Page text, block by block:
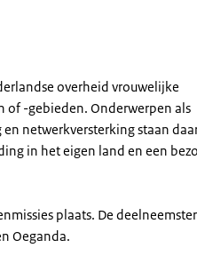
overheid vrouwelijke
-gebieden. Onderwerpen als
netwerkversterking staan
in het eigen land en een
plaats. De
Oeganda.